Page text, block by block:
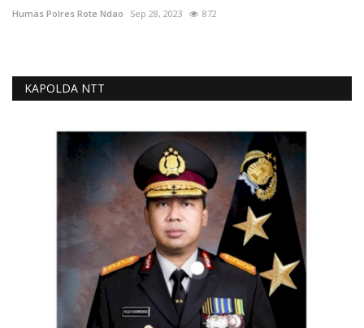
Humas Polres Rote Ndao Sep 28, 2023 872
KAPOLDA NTT